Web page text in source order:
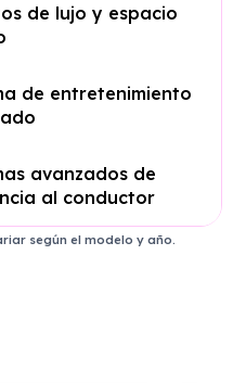
de lujo y espacio
de entretenimiento
avanzados de
al conductor
según el modelo y año.